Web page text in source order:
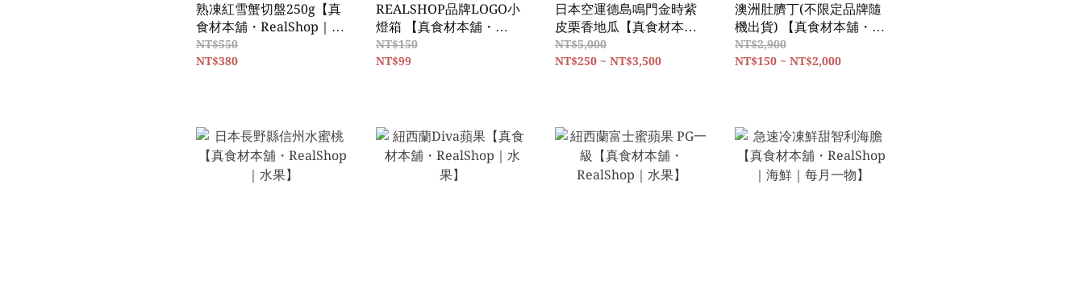
熟凍紅雪蟹切盤250g【真
食材本舖・RealShop｜海
鮮】
NT$550
NT$380
REALSHOP品牌LOGO小
燈箱 【真食材本舖・
RealShop｜ 品牌周邊商
品】
NT$150
NT$99
日本空運德島鳴門金時紫
皮栗香地瓜【真食材本
舖・RealShop｜水果】
NT$5,000
NT$250 ~ NT$3,500
澳洲肚臍丁(不限定品牌隨
機出貨) 【真食材本舖・
RealShop｜水果】
NT$2,900
NT$150 ~ NT$2,000